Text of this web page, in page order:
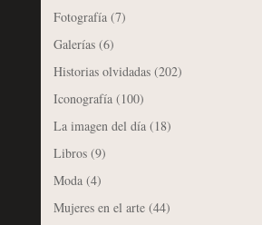
Fotografía(7)
Galerías(6)
Historias olvidadas(202)
Iconografía(100)
La imagen del día(18)
Libros(9)
Moda(4)
Mujeres en el arte(44)